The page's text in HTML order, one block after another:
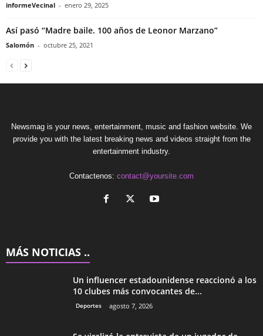
informeVecinal - enero 29, 2025
Así pasó “Madre baile. 100 años de Leonor Marzano”
Salomón - octubre 25, 2021
Newsmag is your news, entertainment, music and fashion website. We
provide you with the latest breaking news and videos straight from the
entertainment industry.
Contactenos: contact@yoursite.com
MÁS NOTICIAS ..
Un influencer estadounidense reaccionó a los
10 clubes más convocantes de...
Deportes agosto 7, 2026